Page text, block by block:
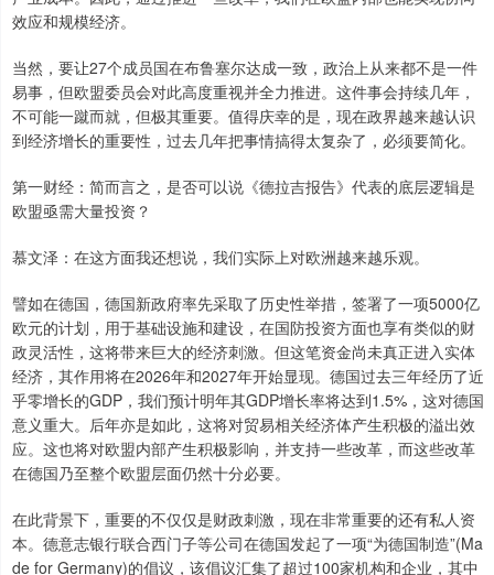
效应和规模经济。
当然，要让27个成员国在布鲁塞尔达成一致，政治上从来都不是一件
易事，但欧盟委员会对此高度重视并全力推进。这件事会持续几年，
不可能一蹴而就，但极其重要。值得庆幸的是，现在政界越来越认识
到经济增长的重要性，过去几年把事情搞得太复杂了，必须要简化。
第一财经：简而言之，是否可以说《德拉吉报告》代表的底层逻辑是
欧盟亟需大量投资？
慕文泽：在这方面我还想说，我们实际上对欧洲越来越乐观。
譬如在德国，德国新政府率先采取了历史性举措，签署了一项5000亿
欧元的计划，用于基础设施和建设，在国防投资方面也享有类似的财
政灵活性，这将带来巨大的经济刺激。但这笔资金尚未真正进入实体
经济，其作用将在2026年和2027年开始显现。德国过去三年经历了近
乎零增长的GDP，我们预计明年其GDP增长率将达到1.5%，这对德国
意义重大。后年亦是如此，这将对贸易相关经济体产生积极的溢出效
应。这也将对欧盟内部产生积极影响，并支持一些改革，而这些改革
在德国乃至整个欧盟层面仍然十分必要。
在此背景下，重要的不仅仅是财政刺激，现在非常重要的还有私人资
本。德意志银行联合西门子等公司在德国发起了一项“为德国制造”(Ma
de for Germany)的倡议，该倡议汇集了超过100家机构和企业，其中